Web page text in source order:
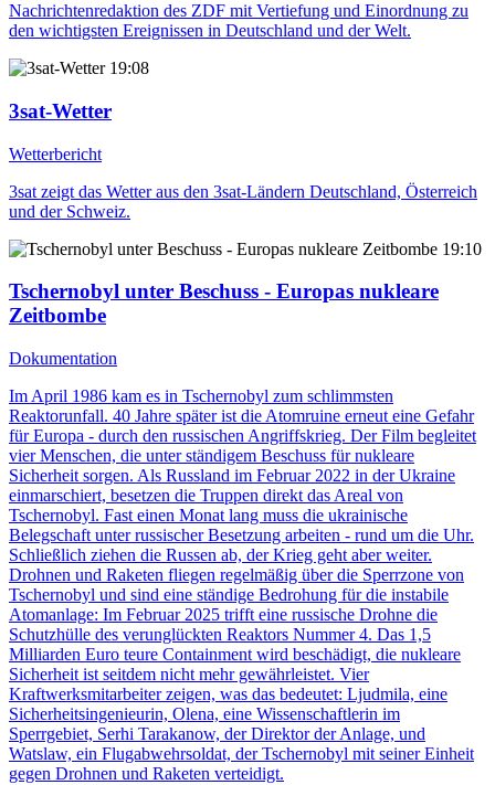
Nachrichtenredaktion des ZDF mit Vertiefung und Einordnung zu
den wichtigsten Ereignissen in Deutschland und der Welt.
19:08
3sat-Wetter
Wetterbericht
3sat zeigt das Wetter aus den 3sat-Ländern Deutschland, Österreich
und der Schweiz.
19:10
Tschernobyl unter Beschuss - Europas nukleare
Zeitbombe
Dokumentation
Im April 1986 kam es in Tschernobyl zum schlimmsten
Reaktorunfall. 40 Jahre später ist die Atomruine erneut eine Gefahr
für Europa - durch den russischen Angriffskrieg. Der Film begleitet
vier Menschen, die unter ständigem Beschuss für nukleare
Sicherheit sorgen. Als Russland im Februar 2022 in der Ukraine
einmarschiert, besetzen die Truppen direkt das Areal von
Tschernobyl. Fast einen Monat lang muss die ukrainische
Belegschaft unter russischer Besetzung arbeiten - rund um die Uhr.
Schließlich ziehen die Russen ab, der Krieg geht aber weiter.
Drohnen und Raketen fliegen regelmäßig über die Sperrzone von
Tschernobyl und sind eine ständige Bedrohung für die instabile
Atomanlage: Im Februar 2025 trifft eine russische Drohne die
Schutzhülle des verunglückten Reaktors Nummer 4. Das 1,5
Milliarden Euro teure Containment wird beschädigt, die nukleare
Sicherheit ist seitdem nicht mehr gewährleistet. Vier
Kraftwerksmitarbeiter zeigen, was das bedeutet: Ljudmila, eine
Sicherheitsingenieurin, Olena, eine Wissenschaftlerin im
Sperrgebiet, Serhi Tarakanow, der Direktor der Anlage, und
Watslaw, ein Flugabwehrsoldat, der Tschernobyl mit seiner Einheit
gegen Drohnen und Raketen verteidigt.